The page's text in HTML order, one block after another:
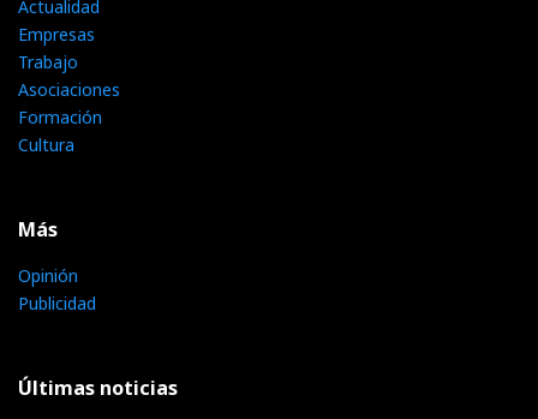
Actualidad
Empresas
Trabajo
Asociaciones
Formación
Cultura
Más
Opinión
Publicidad
Últimas noticias